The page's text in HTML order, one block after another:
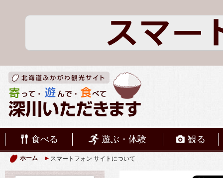
食べる 遊ぶ・体験 観る
ホーム スマートフォン サイトについて